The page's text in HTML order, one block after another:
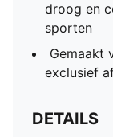
droog en
sporten
Gemaakt
exclusief
DETAILS